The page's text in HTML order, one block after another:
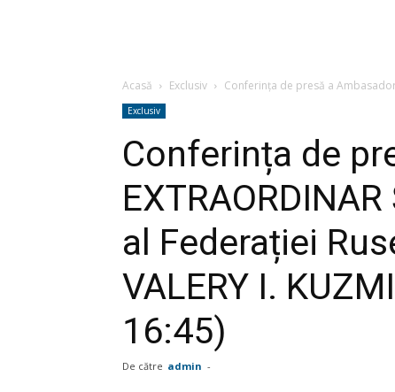
Acasă Exclusiv Conferința de presă a
Exclusiv
Conferința de
al Federației
VALERY I.
16:45)
De către admin -